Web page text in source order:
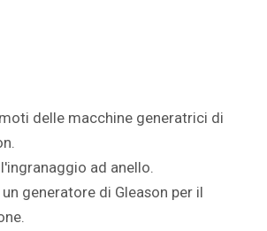
delle macchine generatrici di
ad anello.
generatore di Gleason per il